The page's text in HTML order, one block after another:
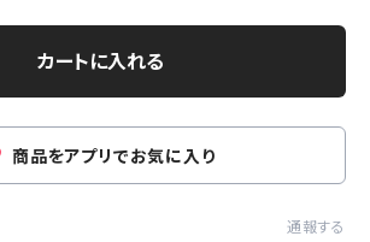
カートに入れる
商品をアプリでお気に入り
通報する